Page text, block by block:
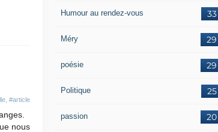
#article
nous
33
Humour au rendez-vous
29
Méry
29
poésie
25
Politique
20
passion